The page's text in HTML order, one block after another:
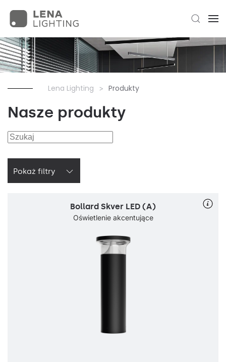
Lena Lighting Produkty
Nasze produkty
Pokaż filtry
Bollard Skver LED (A)
Oświetlenie akcentujące